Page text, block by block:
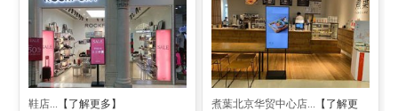
鞋店... 【了解更多】 煮葉北京华贸中心店... 【了解更